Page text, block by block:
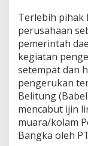
Terlebih pihak
perusahaan
pemerintah
kegiatan
setempat dan
pengerukan
Belitung
mencabut ijin
muara/kolam
Bangka oleh